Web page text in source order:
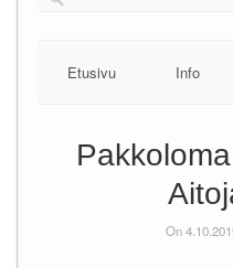
Etusivu Info
On